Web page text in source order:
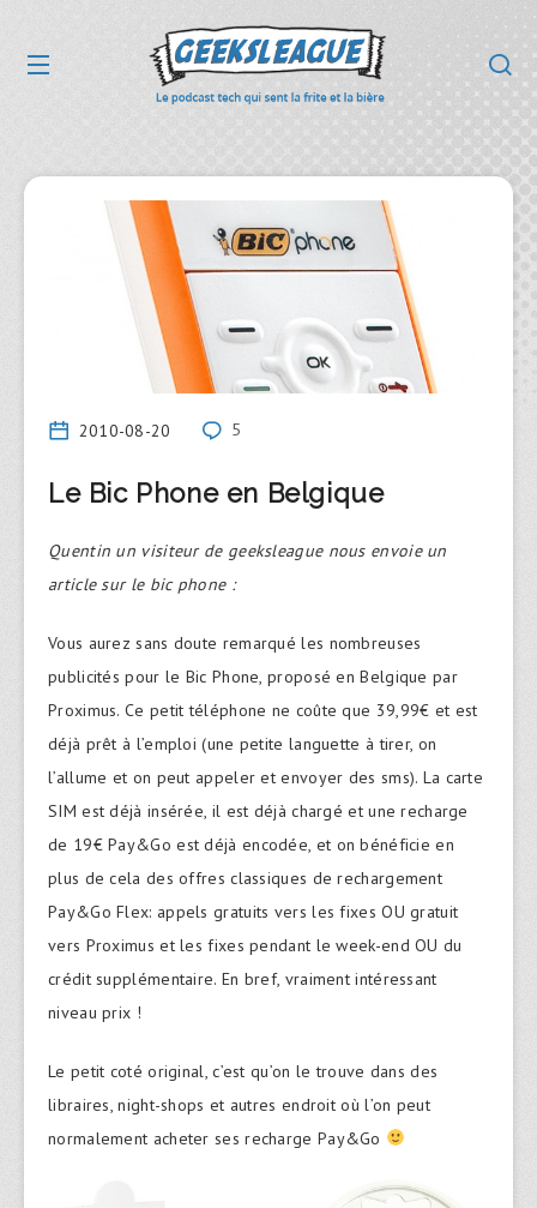
2010-08-20 5
Le Bic Phone en Belgique
Quentin un visiteur de geeksleague nous envoie un
article sur le bic phone :
Vous aurez sans doute remarqué les nombreuses
publicités pour le Bic Phone, proposé en Belgique par
Proximus. Ce petit téléphone ne coûte que 39,99€ et est
déjà prêt à l’emploi (une petite languette à tirer, on
l’allume et on peut appeler et envoyer des sms). La carte
SIM est déjà insérée, il est déjà chargé et une recharge
de 19€ Pay&Go est déjà encodée, et on bénéficie en
plus de cela des offres classiques de rechargement
Pay&Go Flex: appels gratuits vers les fixes OU gratuit
vers Proximus et les fixes pendant le week-end OU du
crédit supplémentaire. En bref, vraiment intéressant
niveau prix !
Le petit coté original, c’est qu’on le trouve dans des
libraires, night-shops et autres endroit où l’on peut
normalement acheter ses recharge Pay&Go